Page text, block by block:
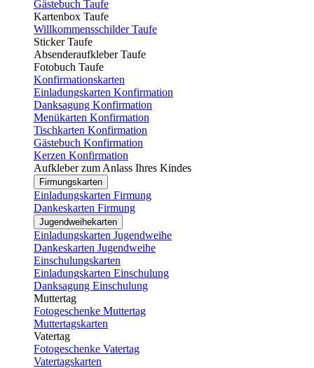
Gästebuch Taufe
Kartenbox Taufe
Willkommensschilder Taufe
Sticker Taufe
Absenderaufkleber Taufe
Fotobuch Taufe
Konfirmationskarten
Einladungskarten Konfirmation
Danksagung Konfirmation
Menükarten Konfirmation
Tischkarten Konfirmation
Gästebuch Konfirmation
Kerzen Konfirmation
Aufkleber zum Anlass Ihres Kindes
Firmungskarten
Einladungskarten Firmung
Dankeskarten Firmung
Jugendweihekarten
Einladungskarten Jugendweihe
Dankeskarten Jugendweihe
Einschulungskarten
Einladungskarten Einschulung
Danksagung Einschulung
Muttertag
Fotogeschenke Muttertag
Muttertagskarten
Vatertag
Fotogeschenke Vatertag
Vatertagskarten